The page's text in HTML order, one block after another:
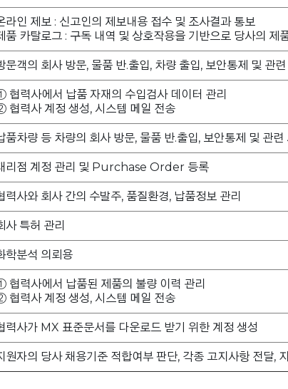
라인 제보 : 신고인의 제보내용 접수 및 조사결과 통보
품 카탈로그 : 구독 내역 및 상호작용을 기반으로 당사의 제
문객의 회사 방문, 물품 반.출입, 차량 출입, 보안통제 및 관
협력사에서 납품 자재의 수입검사 데이터 관리
협력사 계정 생성, 시스템 메일 전송
품차량 등 차량의 회사 방문, 물품 반.출입, 보안통제 및 관련
리점 계정 관리 및 Purchase Order 등록
력사와 회사 간의 수발주, 품질환경, 납품정보 관리
사 특허 관리
학분석 의뢰용
협력사에서 납품된 제품의 불량 이력 관리
협력사 계정 생성, 시스템 메일 전송
력사가 MX 표준문서를 다운로드 받기 위한 계정 생성
원자의 당사 채용기준 적합여부 판단, 각종 고지사항 전달,